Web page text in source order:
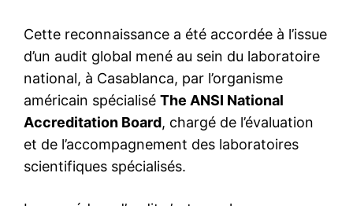
Insight Publications
À propos